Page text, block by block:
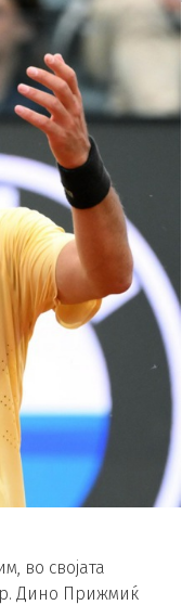
во својата
Дино Прижмиќ